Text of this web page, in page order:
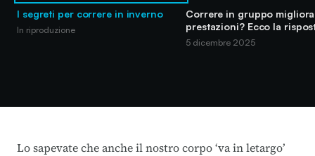
I segreti per correre in inverno
In riproduzione
Correre in gruppo
prestazioni? Ecco la
5 dicembre 2025
Lo sapevate che anche il nostro corpo ‘va in letargo’